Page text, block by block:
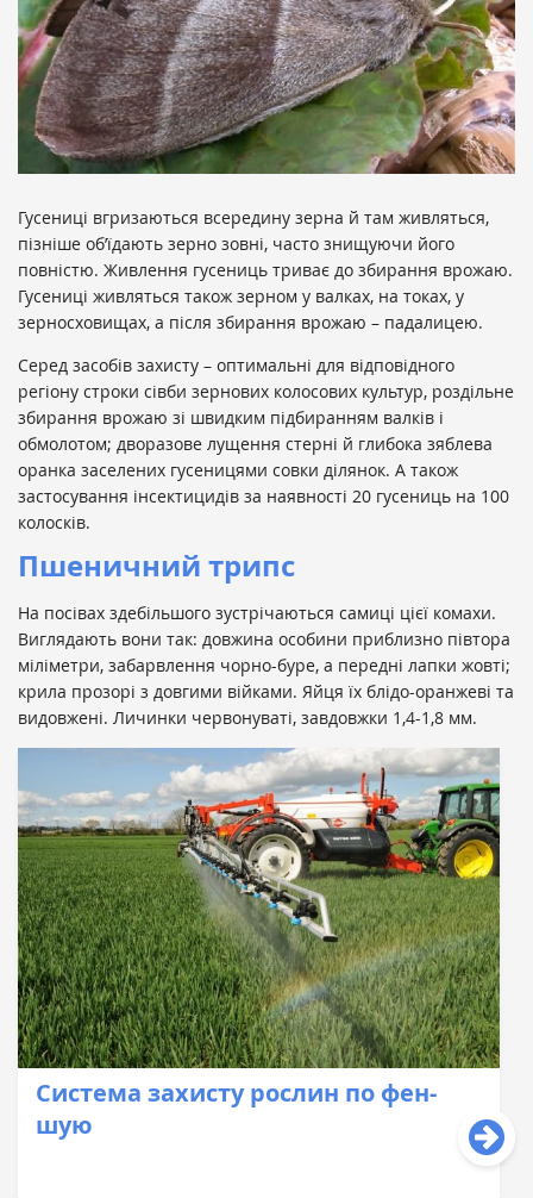
Гусениці вгризаються всередину зерна й там живляться,
пізніше об’їдають зерно зовні, часто знищуючи його
повністю. Живлення гусениць триває до збирання врожаю.
Гусениці живляться також зерном у валках, на токах, у
зерносховищах, а після збирання врожаю – падалицею.
Серед засобів захисту – оптимальні для відповідного
регіону строки сівби зернових колосових культур, роздільне
збирання врожаю зі швидким підбиранням валків і
обмолотом; дворазове лущення стерні й глибока зяблева
оранка заселених гусеницями совки ділянок. А також
застосування інсектицидів за наявності 20 гусениць на 100
колосків.
Пшеничний трипс
На посівах здебільшого зустрічаються самиці цієї комахи.
Виглядають вони так: довжина особини приблизно півтора
міліметри, забарвлення чорно-буре, а передні лапки жовті;
крила прозорі з довгими війками. Яйця їх блідо-оранжеві та
видовжені. Личинки червонуваті, завдовжки 1,4-1,8 мм.
Cистема захисту рослин по фен-
шую